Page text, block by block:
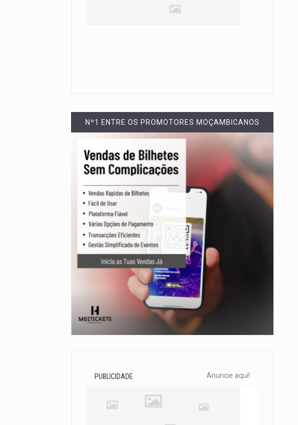
Nº1 ENTRE OS PROMOTORES MOÇAMBICANOS
PUBLICIDADE Anuncie aqui!